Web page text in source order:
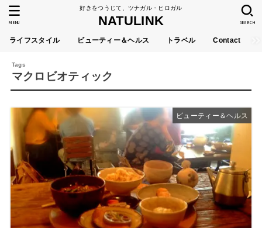
好きをつうじて、ツナガル・ヒロガル
NATULINK
ライフスタイル ビューティー＆ヘルス トラベル Contact
SEARCH
MENU
マクロビオティック
ビューティー＆ヘルス